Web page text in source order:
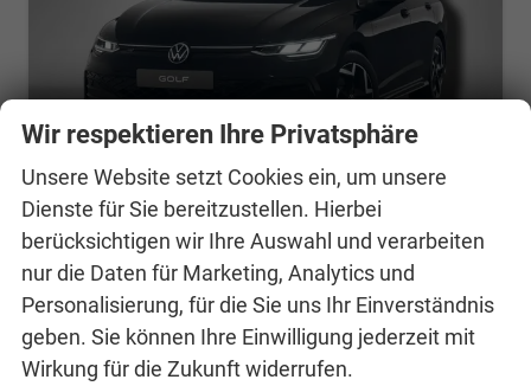
Volkswagen Golf Variant
R-Line 2.0 TDI 7-Gang-DSG
unverbindliche Lieferzeit:01.09.2026 Neuwagen
24994176
Automatik
Wir respektieren Ihre Privatsphäre
Unsere Website setzt Cookies ein, um unsere
Dienste für Sie bereitzustellen. Hierbei
berücksichtigen wir Ihre Auswahl und verarbeiten
nur die Daten für Marketing, Analytics und
Personalisierung, für die Sie uns Ihr Einverständnis
geben. Sie können Ihre Einwilligung jederzeit mit
Wirkung für die Zukunft widerrufen.